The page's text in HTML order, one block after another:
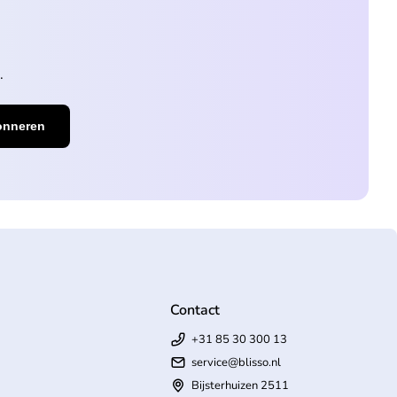
Contact
+31 85 30 300 13
service@blisso.nl
Bijsterhuizen 2511